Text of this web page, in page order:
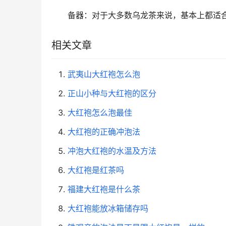
备器：对于大多数乌龙茶来说，基本上都适
相关文章
武夷山大红袍怎么泡
正山小种与大红袍的区分
大红袍怎么泡最佳
大红袍的正确冲泡法
冲泡大红袍的水温及方法
大红袍是红茶吗
福建大红袍是什么茶
大红袍能放冰箱储存吗